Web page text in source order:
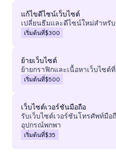
แก้ไขดีไซน์เว็บไซต์
เปลี่ยนธีมและดีไซน์ใหม่สำหรับ
เริ่มต้นที่$300
ย้ายเว็บไซต์
ย้ายกราฟิกและเนื้อหาเว็บไซต์
เริ่มต้นที่$500
เว็บไซต์เวอร์ชันมือถือ
รับเว็บไซต์เวอร์ชันโทรศัพท์มือ
อุปกรณ์พกพา
เริ่มต้นที่$35